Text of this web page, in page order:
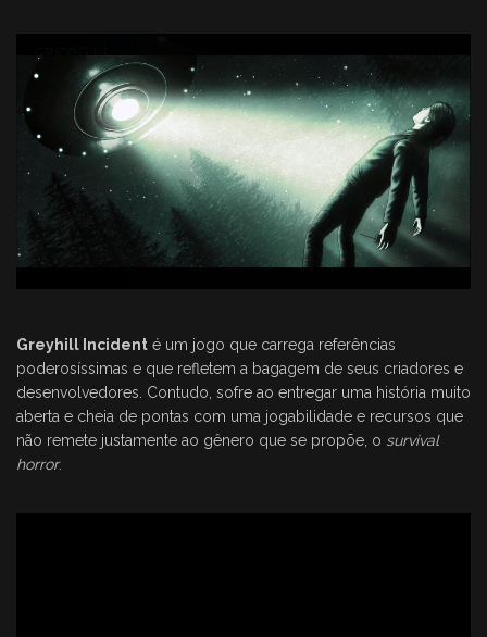
Greyhill Incident é um jogo que carrega referências
poderosíssimas e que refletem a bagagem de seus criadores e
desenvolvedores. Contudo, sofre ao entregar uma história muito
aberta e cheia de pontas com uma jogabilidade e recursos que
não remete justamente ao gênero que se propõe, o survival
horror.